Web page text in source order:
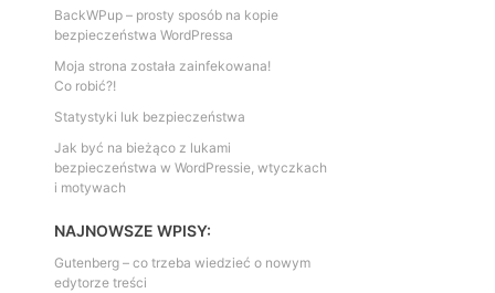
BackWPup – prosty sposób na kopie
bezpieczeństwa WordPressa
Moja strona została zainfekowana!
Co robić?!
Statystyki luk bezpieczeństwa
Jak być na bieżąco z lukami
bezpieczeństwa w WordPressie, wtyczkach
i motywach
NAJNOWSZE WPISY:
Gutenberg – co trzeba wiedzieć o nowym
edytorze treści